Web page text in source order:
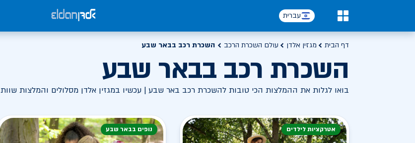
עברית
דף הבית מגזין אלדן עולם השכרת הרכב השכרת רכב בבאר שבע
השכרת רכב בבאר שבע
בואו לגלות את ההמלצות הכי טובות להשכרת רכב באר שבע | עכשיו במגזין אלדן מסלולים והמלצות שוות
אטרקציות לילדים נופים בבאר שבע